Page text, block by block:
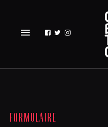
menu
FORMULAIRE